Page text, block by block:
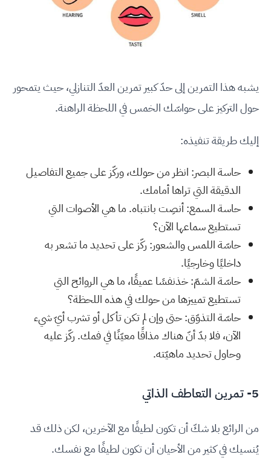
يشبه هذا التمرين إلى حدّ كبير تمرين العدّ التنازلي، حيث يتمحور
حول التركيز على حواسّك الخمس في اللحظة الراهنة.
إليك طريقة تنفيذه:
حاسة البصر: انظر من حولك، وركّز على جميع التفاصيل
الدقيقة التي تراها أمامك.
حاسة السمع: أنصِت بانتباه. ما هي الأصوات التي
تستطيع سماعها الآن؟
حاسّة اللمس والشعور: ركّز على تحديد ما تشعر به
داخليًا وخارجيًا.
حاسّة الشمّ: خذنفسًا عميقًا، ما هي الروائح التي
تستطيع تمييزها من حولك في هذه اللحظة؟
حاسّة التذوّق: حتى وإن لم تكن تأكل أو تشرب أيّ شيء
الآن، فلا بدّ أنّ هناك مذاقًا معيّنًا في فمك. ركّز عليه
وحاول تحديد ماهيّته.
5- تمرين التعاطف الذاتي
من الرائع بلا شكّ أن تكون لطيفًا مع الآخرين، لكن ذلك قد
يُنسيك في كثير من الأحيان أن تكون لطيفًا مع نفسك.